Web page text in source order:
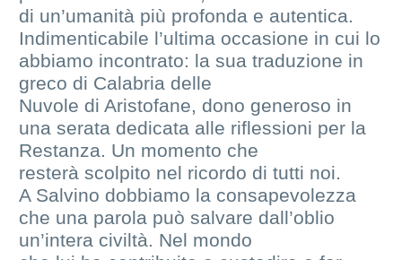
di un’umanità più profonda e autentica.
Indimenticabile l’ultima occasione in cui lo
abbiamo incontrato: la sua traduzione in
greco di Calabria delle
Nuvole di Aristofane, dono generoso in
una serata dedicata alle riflessioni per la
Restanza. Un momento che
resterà scolpito nel ricordo di tutti noi.
A Salvino dobbiamo la consapevolezza
che una parola può salvare dall’oblio
un’intera civiltà. Nel mondo